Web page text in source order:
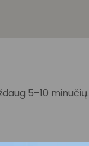
5–10 minučių.